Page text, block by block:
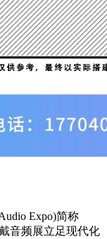
Expo)简称
音频展立足现代化